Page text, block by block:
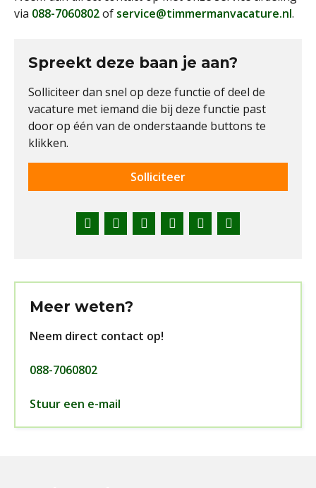
via 088-7060802of service@timmermanvacature.nl.
Spreekt deze baan je aan?
Solliciteer dan snel op deze functie of deel de
vacature met iemand die bij deze functie past
door op één van de onderstaande buttons te
klikken.
FacebookTwitterLinkedInPinterestWhatsApp
Solliciteer
Meer weten?
Neem direct contact op!
088-7060802
Stuur een e-mail